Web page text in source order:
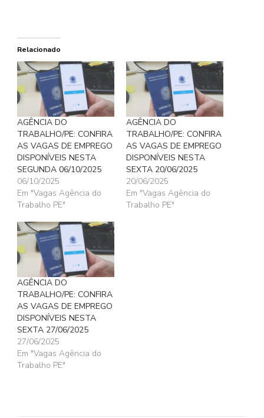
Relacionado
AGÊNCIA DO
TRABALHO/PE: CONFIRA
AS VAGAS DE EMPREGO
DISPONÍVEIS NESTA
SEGUNDA 06/10/2025
06/10/2025
Em "Vagas Agência do
Trabalho PE"
AGÊNCIA DO
TRABALHO/PE: CONFIRA
AS VAGAS DE EMPREGO
DISPONÍVEIS NESTA
SEXTA 20/06/2025
20/06/2025
Em "Vagas Agência do
Trabalho PE"
AGÊNCIA DO
TRABALHO/PE: CONFIRA
AS VAGAS DE EMPREGO
DISPONÍVEIS NESTA
SEXTA 27/06/2025
27/06/2025
Em "Vagas Agência do
Trabalho PE"